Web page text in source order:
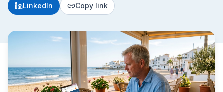
LinkedIn Copy link